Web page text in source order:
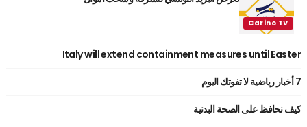
Italy will extend containment measures until Easter
7 أخبار رياضية لا تفوتك اليوم
كيف نحافظ على الصحة البدنية